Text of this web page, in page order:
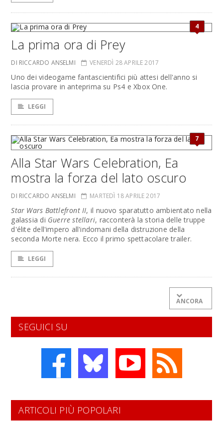
4
La prima ora di Prey
DI RICCARDO ANSELMI VENERDÌ 28 APRILE 2017
Uno dei videogame fantascientifici più attesi dell'anno si
lascia provare in anteprima su Ps4 e Xbox One.
LEGGI
7
Alla Star Wars Celebration, Ea
mostra la forza del lato oscuro
DI RICCARDO ANSELMI MARTEDÌ 18 APRILE 2017
Star Wars Battlefront II, il nuovo sparatutto ambientato nella
galassia di Guerre stellari, racconterà la storia delle truppe
d'élite dell'impero all'indomani della distruzione della
seconda Morte nera. Ecco il primo spettacolare trailer.
LEGGI
ANCORA
SEGUICI SU
ARTICOLI PIÙ POPOLARI